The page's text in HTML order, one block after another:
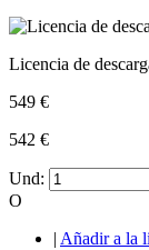
Licencia de
549 €
542 €
Und:
O
| Añadir a la